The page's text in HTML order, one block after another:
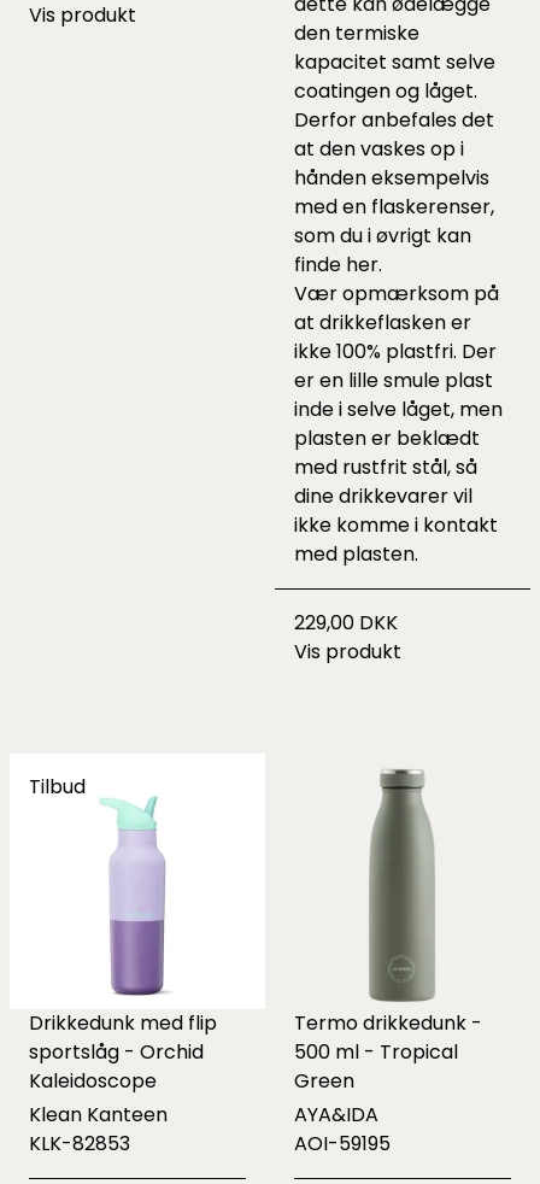
Vis produkt
den termiske
kapacitet samt selve
coatingen og låget.
Derfor anbefales det
at den vaskes op i
hånden eksempelvis
med en flaskerenser,
som du i øvrigt kan
finde her.
Vær opmærksom på
at drikkeflasken er
ikke 100% plastfri. Der
er en lille smule plast
inde i selve låget, men
plasten er beklædt
med rustfrit stål, så
dine drikkevarer vil
ikke komme i kontakt
med plasten.
229,00 DKK
Vis produkt
Tilbud
Drikkedunk med flip
sportslåg - Orchid
Kaleidoscope
Klean Kanteen
KLK-82853
Termo drikkedunk -
500 ml - Tropical
Green
AYA&IDA
AOI-59195